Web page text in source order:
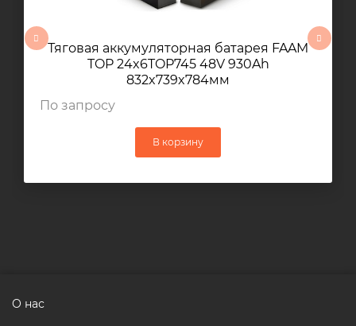
Тяговая аккумуляторная батарея FAAM
TOP 24x6TOP745 48V 930Ah
832x739x784мм
По запросу
В корзину
О нас